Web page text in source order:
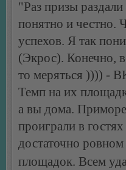
"Раз призы
понятно и честно.
успехов. Я так
(Экрос). Конечно,
то меряться )))) -
Темп на их
а вы дома.
проиграли в
достаточно
площадок. Всем